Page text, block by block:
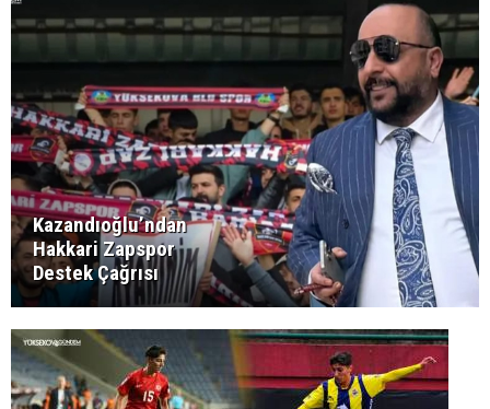
Kazandıoğlu’ndan
Hakkari Zapspor
Destek Çağrısı